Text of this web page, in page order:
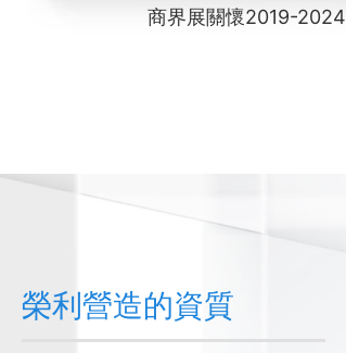
商界展關懷2019-2024
榮利營造的資質